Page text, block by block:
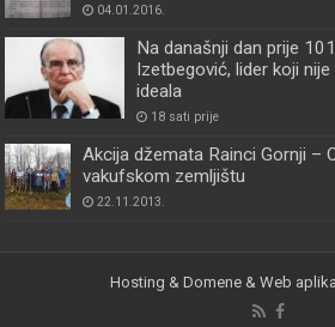
04.01.2016.
Na današnji dan prije
Izetbegović, lider koji
ideala
18 sati prije
Akcija džemata Rainci Gornji –
vakufskom zemljištu
22.11.2013.
Hosting & Domene & Web